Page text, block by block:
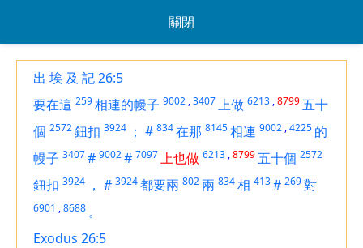
關閉
出 埃 及 記 26:5
要在這 259相連的幔子 9002 ,3407上做 6213 ,8799五十
個 2572鈕扣 3924 ； # 834在那 8145相連 9002 ,4225 的
幔子 3407# 9002# 7097上也做 6213 ,8799五十個 2572
鈕扣 3924 ， # 3924都要兩 802 兩 834相 413# 269對
6901 ,8688 。
Exodus 26:5